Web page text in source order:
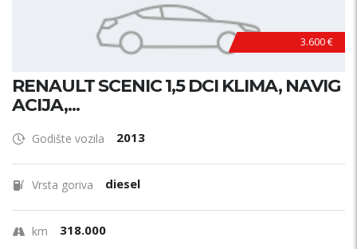
3.600 €
RENAULT SCENIC 1,5 DCI KLIMA, NAVIG
ACIJA,...
Godište vozila 2013
Vrsta goriva diesel
km 318.000